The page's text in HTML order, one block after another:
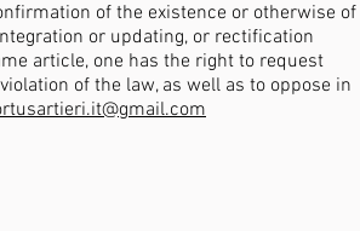
of the existence or otherwise of
or updating, or rectification
article, one has the right to request
of the law, as well as to oppose in